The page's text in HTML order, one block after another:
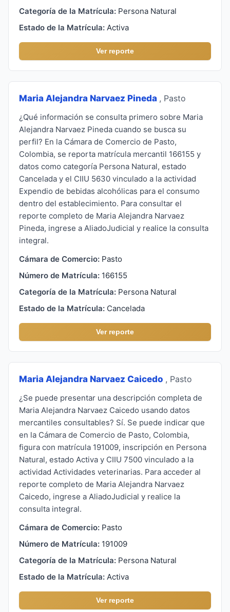
Categoría de la Matrícula: Persona Natural
Estado de la Matrícula: Activa
Ver reporte
Maria Alejandra Narvaez Pineda , Pasto
¿Qué información se consulta primero sobre Maria
Alejandra Narvaez Pineda cuando se busca su
perfil? En la Cámara de Comercio de Pasto,
Colombia, se reporta matrícula mercantil 166155 y
datos como categoría Persona Natural, estado
Cancelada y el CIIU 5630 vinculado a la actividad
Expendio de bebidas alcohólicas para el consumo
dentro del establecimiento. Para consultar el
reporte completo de Maria Alejandra Narvaez
Pineda, ingrese a AliadoJudicial y realice la consulta
integral.
Cámara de Comercio: Pasto
Número de Matrícula: 166155
Categoría de la Matrícula: Persona Natural
Estado de la Matrícula: Cancelada
Ver reporte
Maria Alejandra Narvaez Caicedo , Pasto
¿Se puede presentar una descripción completa de
Maria Alejandra Narvaez Caicedo usando datos
mercantiles consultables? Sí. Se puede indicar que
en la Cámara de Comercio de Pasto, Colombia,
figura con matrícula 191009, inscripción en Persona
Natural, estado Activa y CIIU 7500 vinculado a la
actividad Actividades veterinarias. Para acceder al
reporte completo de Maria Alejandra Narvaez
Caicedo, ingrese a AliadoJudicial y realice la
consulta integral.
Cámara de Comercio: Pasto
Número de Matrícula: 191009
Categoría de la Matrícula: Persona Natural
Estado de la Matrícula: Activa
Ver reporte